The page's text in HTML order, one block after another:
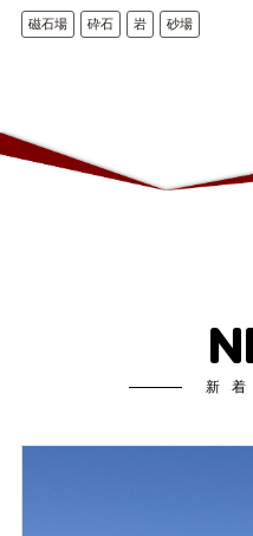
磁石場 砕石 岩 砂場
新